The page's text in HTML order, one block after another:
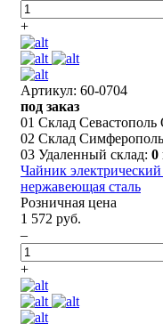
+
Артикул: 60-0704
под заказ
01 Склад
02 Склад
03 Удаленный склад: 0
Чайник
нержавеющая сталь
Розничная цена
1 572 руб.
–
+